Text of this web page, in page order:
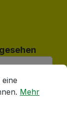
bestmögliche
Mehr